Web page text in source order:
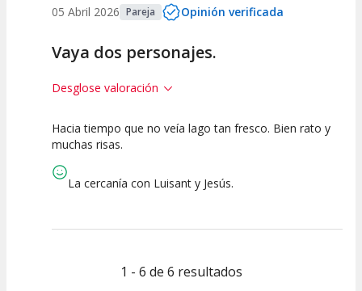
05 Abril 2026 Pareja Opinión verificada
Vaya dos personajes.
Desglose valoración
10
Espectáculo
10 10
artística
Hacia tiempo que no veía lago tan fresco. Bien rato y
muchas risas.
La cercanía con Luisant y Jesús.
1 - 6 de 6 resultados